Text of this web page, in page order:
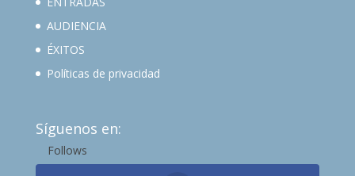
AUDIENCIA
ÉXITOS
Políticas de privacidad
Síguenos en:
Follows